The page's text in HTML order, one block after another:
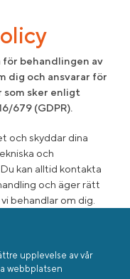
upplevelse av vår
webbplatsen
behandlingen av
dig och ansvarar för
som sker enligt
679 (GDPR).
och skyddar dina
och
kan alltid kontakta
och äger rätt
behandlar om dig.